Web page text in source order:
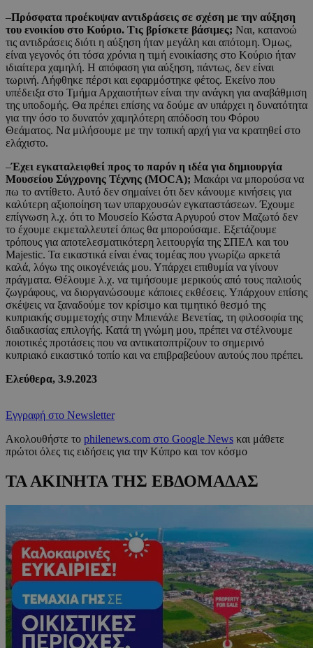
–Πρόσφατα προέκυψαν αντιδράσεις σε σχέση με την αύξηση
του ενοικίου στο Κούριο. Τις βρίσκετε βάσιμες; Ναι, κατανοώ
τις αντιδράσεις διότι η αύξηση ήταν μεγάλη και απότομη. Όμως,
είναι γεγονός ότι τόσα χρόνια η τιμή ενοικίασης στο Κούριο ήταν
ιδιαίτερα χαμηλή. Η απόφαση για αύξηση, πάντως, δεν είναι
τωρινή. Λήφθηκε πέρσι και εφαρμόστηκε φέτος. Εκείνο που
υπέδειξα στο Τμήμα Αρχαιοτήτων είναι την ανάγκη για αναβάθμιση
της υποδομής. Θα πρέπει επίσης να δούμε αν υπάρχει η δυνατότητα
για την όσο το δυνατόν χαμηλότερη απόδοση του Φόρου
Θεάματος. Να μιλήσουμε με την τοπική αρχή για να κρατηθεί στο
ελάχιστο.
–Έχει εγκαταλειφθεί προς το παρόν η ιδέα για δημιουργία
Μουσείου Σύγχρονης Τέχνης (MOCA); Μακάρι να μπορούσα να
πω το αντίθετο. Αυτό δεν σημαίνει ότι δεν κάνουμε κινήσεις για
καλύτερη αξιοποίηση των υπαρχουσών εγκαταστάσεων. Έχουμε
επίγνωση λ.χ. ότι το Μουσείο Κώστα Αργυρού στον Μαζωτό δεν
το έχουμε εκμεταλλευτεί όπως θα μπορούσαμε. Εξετάζουμε
τρόπους για αποτελεσματικότερη λειτουργία της ΣΠΕΛ και του
Majestic. Τα εικαστικά είναι ένας τομέας που γνωρίζω αρκετά
καλά, λόγω της οικογένειάς μου. Υπάρχει επιθυμία να γίνουν
πράγματα. Θέλουμε λ.χ. να τιμήσουμε μερικούς από τους παλιούς
ζωγράφους, να διοργανώσουμε κάποιες εκθέσεις. Υπάρχουν επίσης
σκέψεις να ξαναδούμε τον κρίσιμο και τιμητικό θεσμό της
κυπριακής συμμετοχής στην Μπιενάλε Βενετίας, τη φιλοσοφία της
διαδικασίας επιλογής. Κατά τη γνώμη μου, πρέπει να στέλνουμε
ποιοτικές προτάσεις που να αντικατοπτρίζουν το σημερινό
κυπριακό εικαστικό τοπίο και να επιβραβεύουν αυτούς που πρέπει.
Ελεύθερα, 3.9.2023
Εγγραφή στο Newsletter
Ακολουθήστε το philenews.com στο Google News και μάθετε
πρώτοι όλες τις ειδήσεις για την Κύπρο και τον κόσμο
ΤΑ ΑΚΙΝΗΤΑ ΤΗΣ ΕΒΔΟΜΑΔΑΣ